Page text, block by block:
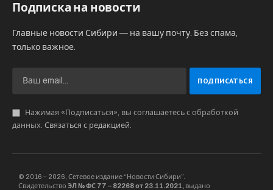
Подписка на новости
Главные новости Сибири — на вашу почту. Без спама,
только важное.
Нажимая «Подписаться», вы соглашаетесь с обработкой
данных. Связаться с редакцией
© 2016 – 2026, Сетевое издание “Новости Сибири”.
Свидетельство ЭЛ № ФС 77 – 82268 от 23.11.2021, выдано